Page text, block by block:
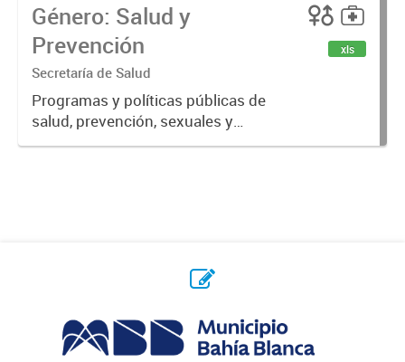
Género: Salud y
Prevención
Secretaría de Salud
Programas y políticas públicas de
salud, prevención, sexuales y
reproductivas.
xls